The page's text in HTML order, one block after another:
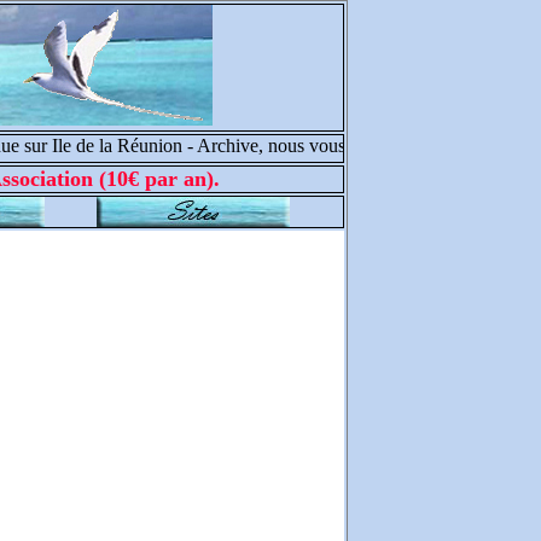
Ile de la Réunion - Archive, nous vous souhaitons de belles
(10€ par an).